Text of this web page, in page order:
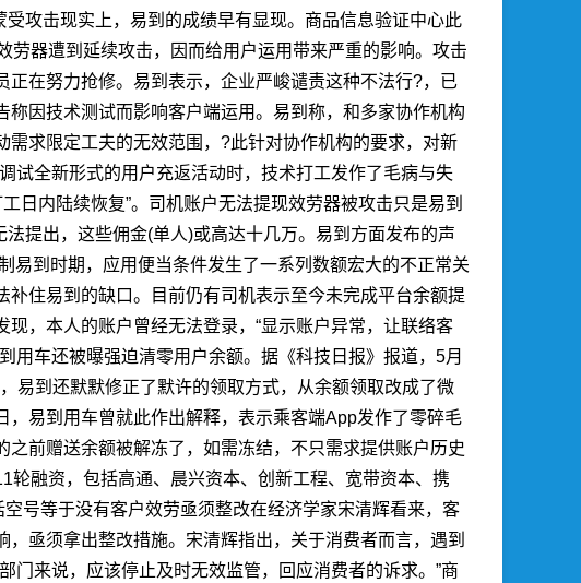
攻击现实上，易到的成绩早有显现。 商品信息验证中心此
劳器遭到延续攻击，因而给用户运用带来严重的影响。攻击
在努力抢修。易到表示，企业严峻谴责这种不法行?，已
因技术测试而影响客户端运用。易到称，和多家协作机构
求限定工夫的无效范围，?此针对协作机构的要求，对新
试全新形式的用户充返活动时，技术打工发作了毛病与失
日内陆续恢复”。司机账户无法提现效劳器被攻击只是易到
提出，这些佣金(单人)或高达十几万。易到方面发布的声
易到时期，应用便当条件发生了一系列数额宏大的不正常关
住易到的缺口。目前仍有司机表示至今未完成平台余额提
，本人的账户曾经无法登录，“显示账户异常，让联络客
用车还被曝强迫清零用户余额。据《科技日报》报道，5月
易到还默默修正了默许的领取方式，从余额领取改成了微
易到用车曾就此作出解释，表示乘客端App发作了零碎毛
前赠送余额被解冻了，如需冻结，不只需求提供账户历史
融资，包括高通、晨兴资本、创新工程、宽带资本、携
号等于没有客户效劳亟须整改在经济学家宋清辉看来，客
亟须拿出整改措施。宋清辉指出，关于消费者而言，遇到
门来说，应该停止及时无效监管，回应消费者的诉求。”商